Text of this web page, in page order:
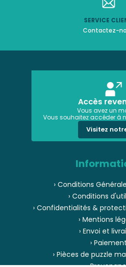
SERVICE
Contactez-
Accès
Vous avez un
Vous souhaitez accéder à
Visitez
› Conditions
› Conditions
› Confidentialités &
› Mentions
› Envoi et
› Paiement
› Pièces de puzzle